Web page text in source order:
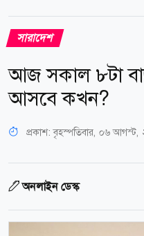
সারাদেশ
আজ সকাল ৮টা
আসবে কখন?
প্রকাশ:বৃহস্পতিবার, ০৬
অনলাইন ডেস্ক